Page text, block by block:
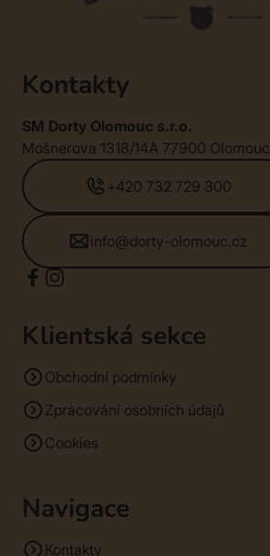
Kontakty
SM Dorty Olomouc s.r.o.
Mošnerova 1318/14A 77900 Olomouc
+420 732 729 300
info@dorty-olomouc.cz
Klientská sekce
Obchodní podmínky
Zpracování osobních údajů
Cookies
Navigace
Kontakty